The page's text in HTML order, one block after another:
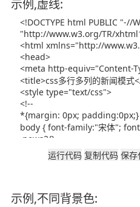
示例,虚线:
示例,不同背景色: